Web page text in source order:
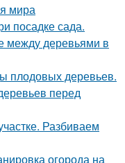
мира
посадке сада.
между деревьями в
плодовых деревьев.
перед
Разбиваем
огорода на